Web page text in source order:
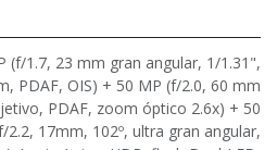
(f/1.7, 23 mm gran angular, 1/1.31",
PDAF, OIS) + 50 MP (f/2.0, 60 mm
PDAF, zoom óptico 2.6x) + 50
2.2, 17mm, 102º, ultra gran angular,